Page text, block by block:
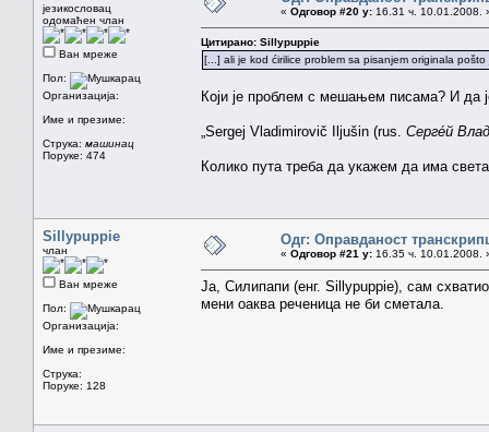
језикословац
одомаћен члан
Ван мреже
Пол:
Организација:
Име и презиме:
Струка: машинац
Поруке: 474
« Одговор #20 у: 16.31 ч. 10.01.2008.
Цитирано: Sillypuppie
[...] ali je kod ćirilice problem sa pisanjem originala
Који је проблем с мешањем писама? И да
„Sergej Vladimirovič Iljušin (rus. Серге́й
Колико пута треба да укажем да има
Sillypuppie
члан
Ван мреже
Пол:
Организација:
Име и презиме:
Струка:
Поруке: 128
Одг: Оправданост
« Одговор #21 у: 16.35 ч. 10.01.2008.
Ја, Силипапи (енг. Sillypuppie), сам
мени оаква реченица не би сметала.